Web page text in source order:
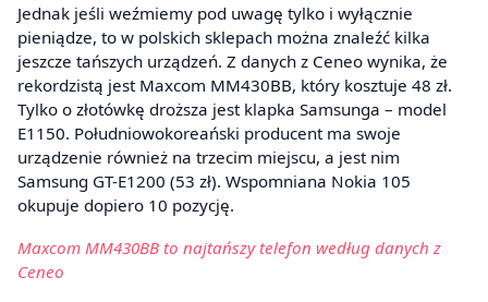
Jednak jeśli weźmiemy pod uwagę tylko i wyłącznie
pieniądze, to w polskich sklepach można znaleźć kilka
jeszcze tańszych urządzeń. Z danych z Ceneo wynika, że
rekordzistą jest Maxcom MM430BB, który kosztuje 48 zł.
Tylko o złotówkę droższa jest klapka Samsunga – model
E1150. Południowokoreański producent ma swoje
urządzenie również na trzecim miejscu, a jest nim
Samsung GT-E1200 (53 zł). Wspomniana Nokia 105
okupuje dopiero 10 pozycję.
Maxcom MM430BB to najtańszy telefon według danych z
Ceneo